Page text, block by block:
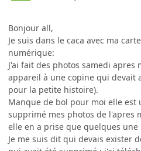
Bonjour all,
Je suis dans le caca avec ma
numérique:
J'ai fait des photos samedi
appareil à une copine qui devait
pour la petite histoire).
Manque de bol pour moi elle est
supprimé mes photos de l'apres
elle en a prise que quelques
Je me suis dit qui devais exister